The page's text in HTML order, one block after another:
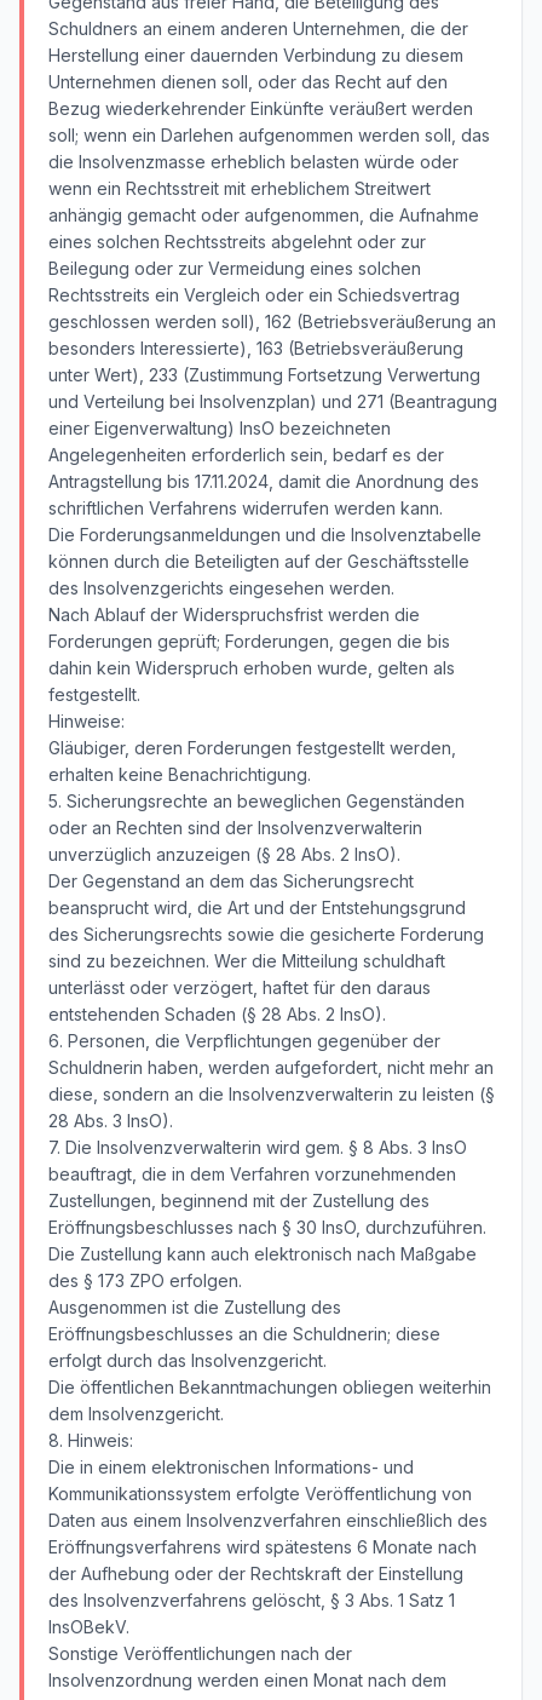
Schuldners an einem anderen Unternehmen, die der
Herstellung einer dauernden Verbindung zu diesem
Unternehmen dienen soll, oder das Recht auf den
Bezug wiederkehrender Einkünfte veräußert werden
soll; wenn ein Darlehen aufgenommen werden soll, das
die Insolvenzmasse erheblich belasten würde oder
wenn ein Rechtsstreit mit erheblichem Streitwert
anhängig gemacht oder aufgenommen, die Aufnahme
eines solchen Rechtsstreits abgelehnt oder zur
Beilegung oder zur Vermeidung eines solchen
Rechtsstreits ein Vergleich oder ein Schiedsvertrag
geschlossen werden soll), 162 (Betriebsveräußerung an
besonders Interessierte), 163 (Betriebsveräußerung
unter Wert), 233 (Zustimmung Fortsetzung Verwertung
und Verteilung bei Insolvenzplan) und 271 (Beantragung
einer Eigenverwaltung) InsO bezeichneten
Angelegenheiten erforderlich sein, bedarf es der
Antragstellung bis 17.11.2024, damit die Anordnung des
schriftlichen Verfahrens widerrufen werden kann.
Die Forderungsanmeldungen und die Insolvenztabelle
können durch die Beteiligten auf der Geschäftsstelle
des Insolvenzgerichts eingesehen werden.
Nach Ablauf der Widerspruchsfrist werden die
Forderungen geprüft; Forderungen, gegen die bis
dahin kein Widerspruch erhoben wurde, gelten als
festgestellt.
Hinweise:
Gläubiger, deren Forderungen festgestellt werden,
erhalten keine Benachrichtigung.
5. Sicherungsrechte an beweglichen Gegenständen
oder an Rechten sind der Insolvenzverwalterin
unverzüglich anzuzeigen (§ 28 Abs. 2 InsO).
Der Gegenstand an dem das Sicherungsrecht
beansprucht wird, die Art und der Entstehungsgrund
des Sicherungsrechts sowie die gesicherte Forderung
sind zu bezeichnen. Wer die Mitteilung schuldhaft
unterlässt oder verzögert, haftet für den daraus
entstehenden Schaden (§ 28 Abs. 2 InsO).
6. Personen, die Verpflichtungen gegenüber der
Schuldnerin haben, werden aufgefordert, nicht mehr an
diese, sondern an die Insolvenzverwalterin zu leisten (§
28 Abs. 3 InsO).
7. Die Insolvenzverwalterin wird gem. § 8 Abs. 3 InsO
beauftragt, die in dem Verfahren vorzunehmenden
Zustellungen, beginnend mit der Zustellung des
Eröffnungsbeschlusses nach § 30 InsO, durchzuführen.
Die Zustellung kann auch elektronisch nach Maßgabe
des § 173 ZPO erfolgen.
Ausgenommen ist die Zustellung des
Eröffnungsbeschlusses an die Schuldnerin; diese
erfolgt durch das Insolvenzgericht.
Die öffentlichen Bekanntmachungen obliegen weiterhin
dem Insolvenzgericht.
8. Hinweis:
Die in einem elektronischen Informations- und
Kommunikationssystem erfolgte Veröffentlichung von
Daten aus einem Insolvenzverfahren einschließlich des
Eröffnungsverfahrens wird spätestens 6 Monate nach
der Aufhebung oder der Rechtskraft der Einstellung
des Insolvenzverfahrens gelöscht, § 3 Abs. 1 Satz 1
InsOBekV.
Sonstige Veröffentlichungen nach der
Insolvenzordnung werden einen Monat nach dem